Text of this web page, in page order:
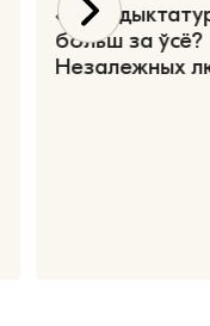
«Чаго
больш за ўсё?
Незалежных